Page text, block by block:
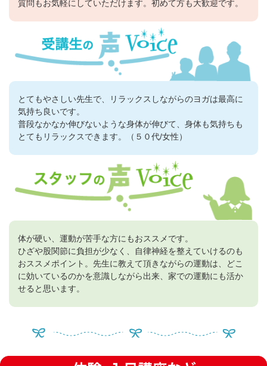
質問もお気軽にしていただけます。初めて方も大歓迎です。
とてもやさしい先生で、リラックスしながらのヨガは最高に
気持ち良いです。
普段なかなか伸びないような身体が伸びて、身体も気持ちも
とてもリラックスできます。（５０代/女性）
体が硬い、運動が苦手な方にもおススメです。
ひざや股関節に負担が少なく、自律神経を整えていけるのも
おススメポイント。先生に教えて頂きながらの運動は、どこ
に効いているのかを意識しながら出来、家での運動にも活か
せると思います。